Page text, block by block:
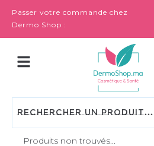
Passer votre commande chez
Dermo Shop :
Produits non trouvés...